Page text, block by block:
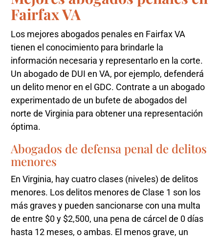
Fairfax VA
Los mejores abogados penales en Fairfax VA
tienen el conocimiento para brindarle la
información necesaria y representarlo en la corte.
Un abogado de DUI en VA, por ejemplo, defenderá
un delito menor en el GDC. Contrate a un abogado
experimentado de un bufete de abogados del
norte de Virginia para obtener una representación
óptima.
Abogados de defensa penal de delitos
menores
En Virginia, hay cuatro clases (niveles) de delitos
menores. Los delitos menores de Clase 1 son los
más graves y pueden sancionarse con una multa
de entre $0 y $2,500, una pena de cárcel de 0 días
hasta 12 meses, o ambas. El menos grave, un